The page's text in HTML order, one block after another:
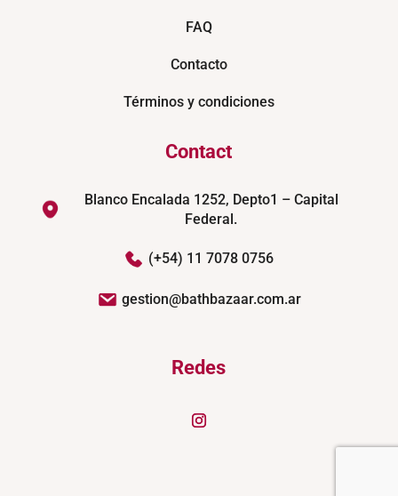
FAQ
Contacto
Términos y condiciones
Contact
Blanco Encalada 1252, Depto1 – Capital
Federal.
(+54) 11 7078 0756
gestion@bathbazaar.com.ar
Redes